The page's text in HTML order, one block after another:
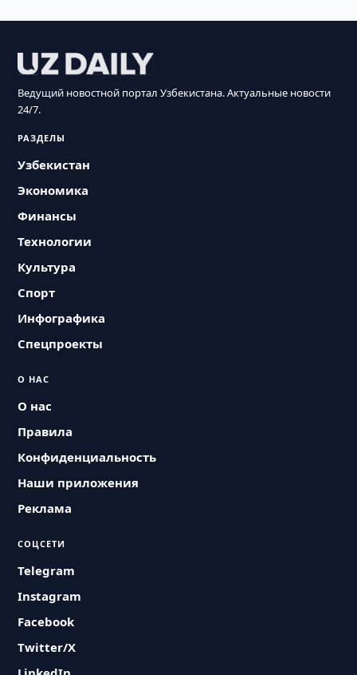
Ведущий новостной портал Узбекистана. Актуальные новости
24/7.
РАЗДЕЛЫ
Узбекистан
Экономика
Финансы
Технологии
Культура
Спорт
Инфографика
Спецпроекты
О НАС
О нас
Правила
Конфиденциальность
Наши приложения
Реклама
СОЦСЕТИ
Telegram
Instagram
Facebook
Twitter/X